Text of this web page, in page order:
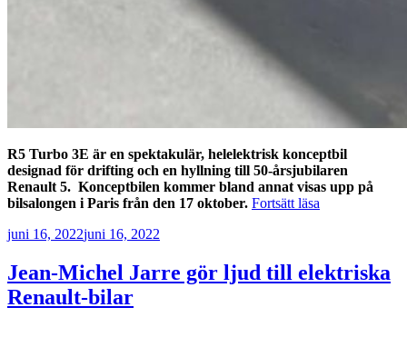
R5 Turbo 3E är en spektakulär, helelektrisk konceptbil
designad för drifting och en hyllning till 50-årsjubilaren
Renault 5. Konceptbilen kommer bland annat visas upp på
bilsalongen i Paris från den 17 oktober. Fortsätt läsa
form
av
Publicerat
juni 16, 2022juni 16, 2022
Jean-Michel Jarre gör ljud till elektriska
Renault-bilar